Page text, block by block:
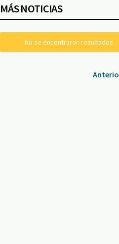
MÁS NOTICIAS
No se encontraron resultados